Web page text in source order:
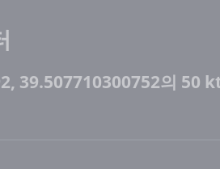
39.507710300752의 50